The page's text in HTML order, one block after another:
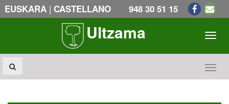
EUSKARA | CASTELLANO 948 30 51 15
Ultzama